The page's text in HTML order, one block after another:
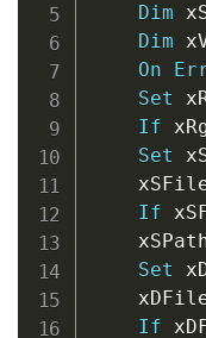
Dim
Dim
On
Set
If
Set
If
Set
If